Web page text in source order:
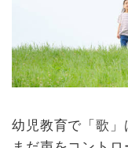
幼児教育で「歌